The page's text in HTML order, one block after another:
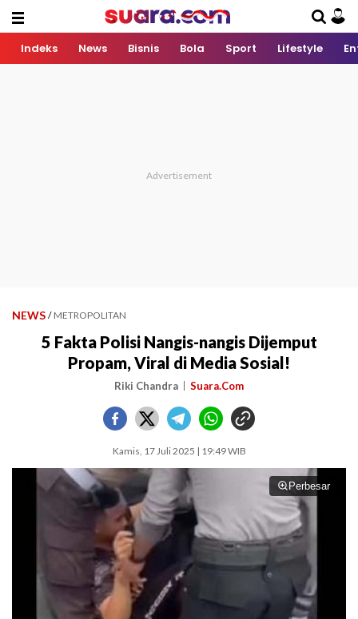
Indeks News Bisnis Bola Sport Lifestyle
NEWS / METROPOLITAN
5 Fakta Polisi Nangis-nangis Dijemput
Propam, Viral di Media Sosial!
Riki Chandra Suara.Com
Kamis, 17 Juli 2025 | 19:49 WIB
Perbesar